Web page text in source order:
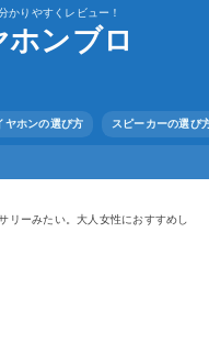
かりやすくレビュー！
ンブロ
ヤホンの選び方 スピーカーの選び
ーみたい。大人女性におすすめし